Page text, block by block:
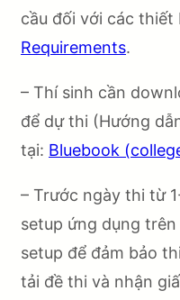
cầu đối với các thiết
Requirements.
– Thí sinh cần
để dự thi (Hướng
tại: Bluebook
– Trước ngày thi từ
setup ứng dụng
setup để đảm bảo
tải đề thi và nhận